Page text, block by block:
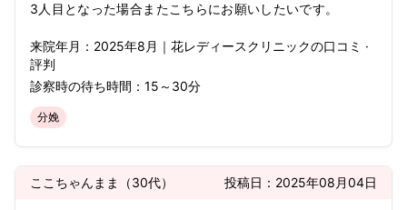
3人目となった場合またこちらにお願いしたいです。
来院年月： 2025年8月 ｜ 花レディースクリニックの口コミ ·
評判
診察時の待ち時間： 15～30分
分娩
ここちゃんまま （30代） 投稿日： 2025年08月04日